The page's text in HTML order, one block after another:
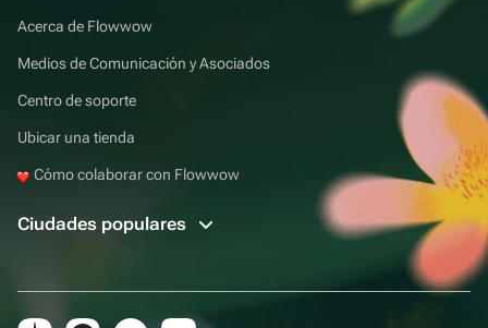
Acerca de Flowwow
Medios de Comunicación y Asociados
Centro de soporte
Ubicar una tienda
Cómo colaborar con Flowwow
Ciudades populares